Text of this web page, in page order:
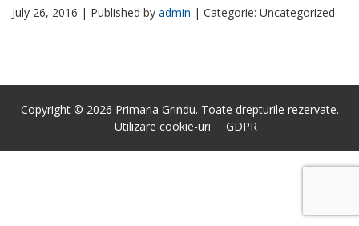
July 26, 2016 | Published by admin | Categorie: Uncategorized
Copyright © 2026 Primaria Grindu. Toate drepturile rezervate.
Utilizare cookie-uri
GDPR